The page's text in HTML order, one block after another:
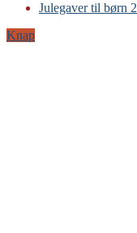
Julegaver til børn
Knap